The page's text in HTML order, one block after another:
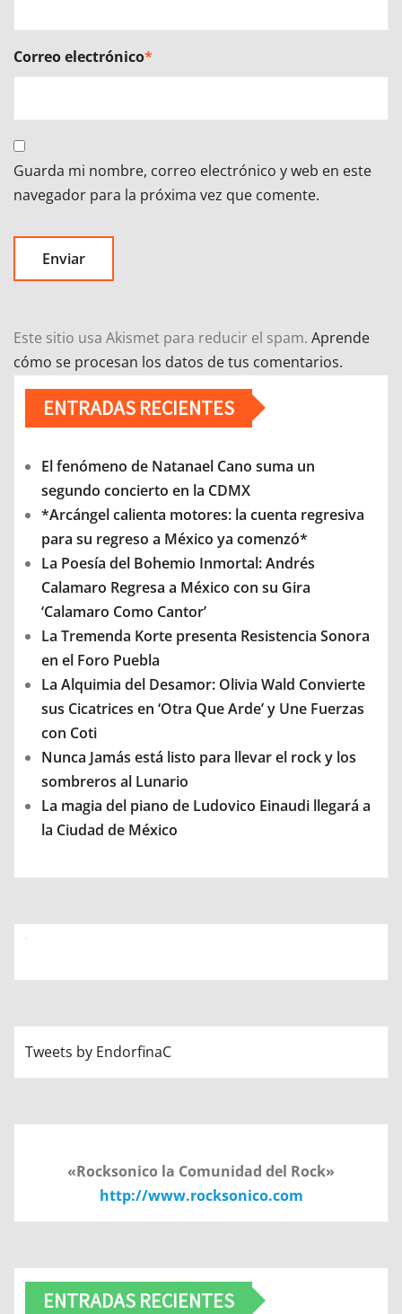
Correo electrónico*
Guarda mi nombre, correo electrónico y web en este
navegador para la próxima vez que comente.
Este sitio usa Akismet para reducir el spam. Aprende
cómo se procesan los datos de tus comentarios.
ENTRADAS RECIENTES
El fenómeno de Natanael Cano suma un
segundo concierto en la CDMX
*Arcángel calienta motores: la cuenta regresiva
para su regreso a México ya comenzó*
La Poesía del Bohemio Inmortal: Andrés
Calamaro Regresa a México con su Gira
‘Calamaro Como Cantor’
La Tremenda Korte presenta Resistencia Sonora
en el Foro Puebla
La Alquimia del Desamor: Olivia Wald Convierte
sus Cicatrices en ‘Otra Que Arde’ y Une Fuerzas
con Coti
Nunca Jamás está listo para llevar el rock y los
sombreros al Lunario
La magia del piano de Ludovico Einaudi llegará a
la Ciudad de México
Tweets by EndorfinaC
«Rocksonico la Comunidad del Rock»
http://www.rocksonico.com
ENTRADAS RECIENTES